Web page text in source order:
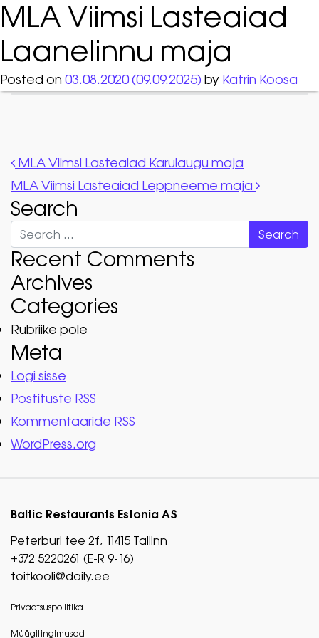
MLA Viimsi Lasteaiad
Laanelinnu maja
Posted on 03.08.2020(09.09.2025) by Katrin Koosa
Post navigation
MLA Viimsi Lasteaiad Karulaugu maja
MLA Viimsi Lasteaiad Leppneeme maja
Search
Search
Recent Comments
Archives
Categories
Rubriike pole
Meta
Logi sisse
Postituste RSS
Kommentaaride RSS
WordPress.org
Baltic Restaurants Estonia AS
Peterburi tee 2f, 11415 Tallinn
+372 5220261 (E-R 9-16)
toitkooli@daily.ee
Privaatsuspoliitika
Müügitingimused